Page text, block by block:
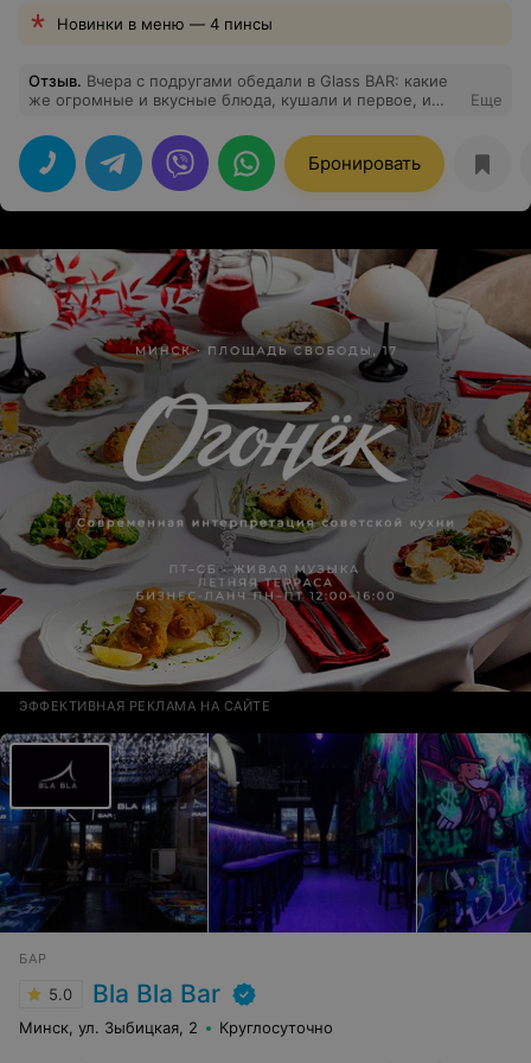
Новинки в меню — 4 пинсы
Отзыв. Вчера с подругами обедали в Glass BAR: какие
же огромные и вкусные блюда, кушали и первое, и
что данное заведение предоставляет такое вкусное и
разнообразное меню в обеденное время.И
конечно,были покорены гостеприимством и
вниманием персонала.Спасибо огромное Вам! Теперь
мы будем к вам приходить не только на вкусные
Еще
Бронировать
ЭФФЕКТИВНАЯ РЕКЛАМА НА САЙТЕ
БАР
5.0 Bla Bla Bar
Минск, ул. Зыбицкая, 2 Круглосуточно